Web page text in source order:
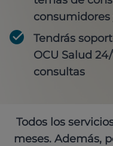
consumidores
Tendrás
OCU Salud
consultas
Todos los
meses. Además,